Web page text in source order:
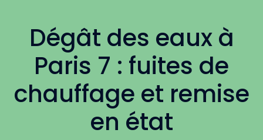
Dégât des eaux à
Paris 7 : fuites de
chauffage et remise
en état